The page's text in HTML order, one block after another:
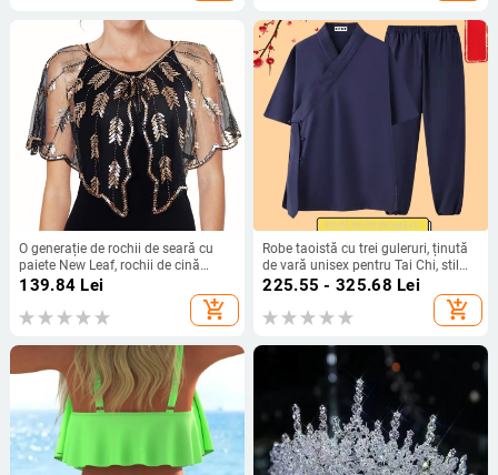
O generație de rochii de seară cu
paiete New Leaf, rochii de cină
europene și americane, șal Amazon
139.84 Lei
add_shopping_cart
Robe taoistă cu trei guleruri, ținută
de vară unisex pentru Tai Chi, stil
Wudang, robă scurtă cu guler
225.55 - 325.68 Lei
add_shopping_cart